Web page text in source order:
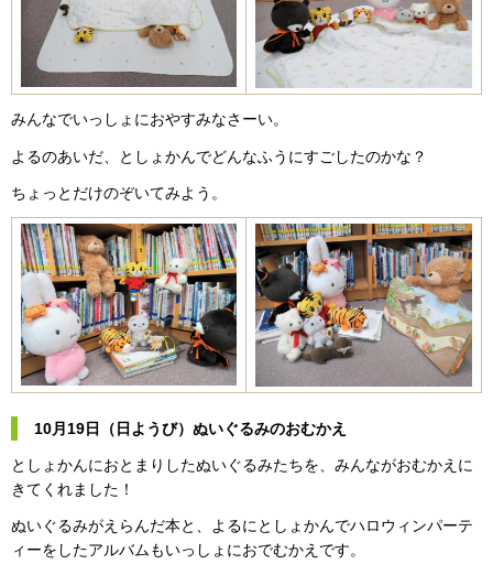
みんなでいっしょにおやすみなさーい。
よるのあいだ、としょかんでどんなふうにすごしたのかな？
ちょっとだけのぞいてみよう。
10月19日（日ようび）ぬいぐるみのおむかえ
としょかんにおとまりしたぬいぐるみたちを、 みんながおむかえに
きてくれました！
ぬいぐるみがえらんだ本と、よるにとしょかんでハロウィンパーテ
ィーをしたアルバムもいっしょにおでむかえです。